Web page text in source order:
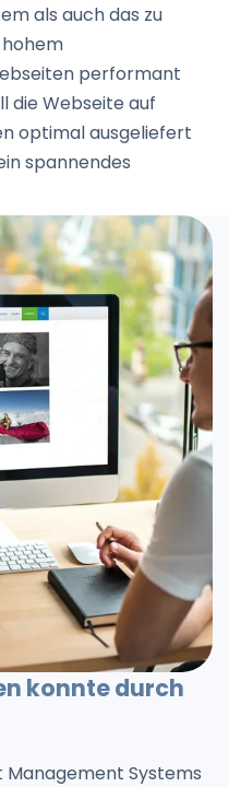
als auch das zu
performant
die Webseite auf
optimal ausgeliefert
spannendes
konnte durch
Systems